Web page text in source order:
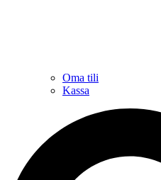
Oma tili
Kassa